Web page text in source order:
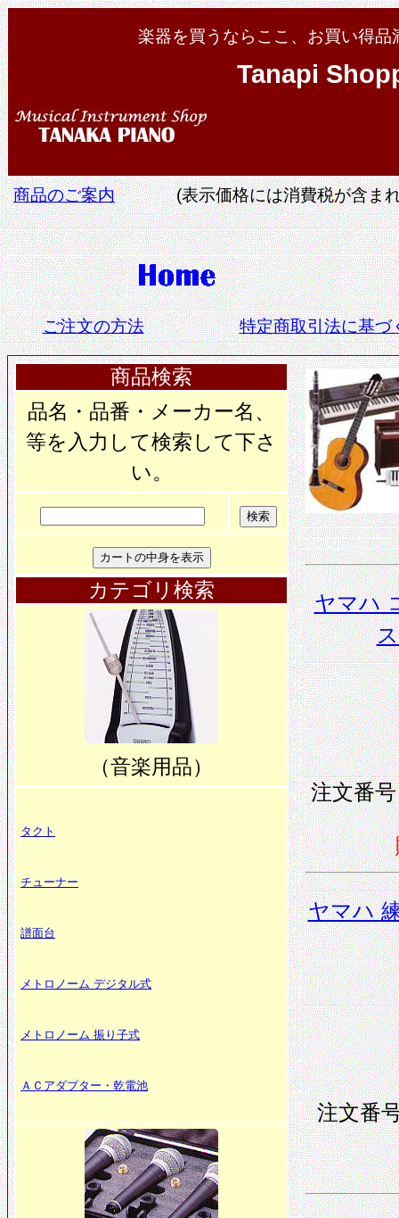
楽器を買うならここ、お買い得品
Tanapi
商品のご案内 (表示価格には消費税が含ま
ご注文の方法 特定商取引法に基づ
商品検索
品名・品番・メーカー名、
等を入力して検索して下さ
い。
カテゴリ検索
（音楽用品）
タクト
チューナー
譜面台
メトロノーム デジタル式
メトロノーム 振り子式
ＡＣアダプター・乾電池
ヤマハ
注文番
ヤマハ
注文番